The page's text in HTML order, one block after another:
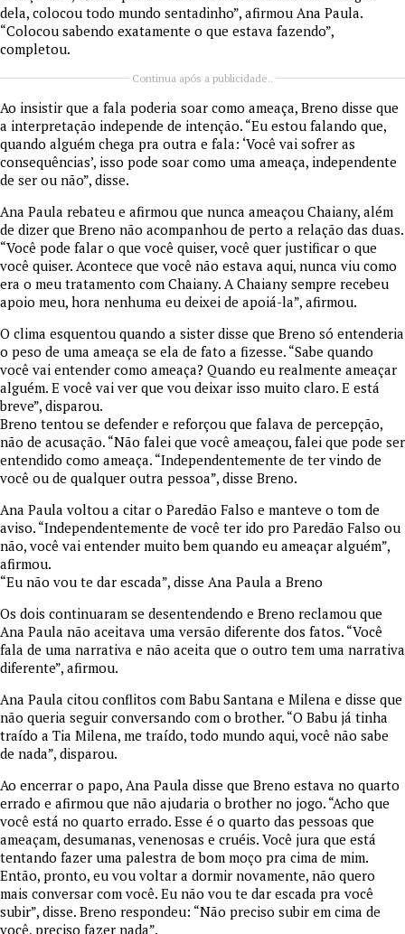
dela, colocou todo mundo sentadinho”, afirmou Ana Paula.
“Colocou sabendo exatamente o que estava fazendo”,
completou.
Continua após a publicidade..
Ao insistir que a fala poderia soar como ameaça, Breno disse que
a interpretação independe de intenção. “Eu estou falando que,
quando alguém chega pra outra e fala: ‘Você vai sofrer as
consequências’, isso pode soar como uma ameaça, independente
de ser ou não”, disse.
Ana Paula rebateu e afirmou que nunca ameaçou Chaiany, além
de dizer que Breno não acompanhou de perto a relação das duas.
“Você pode falar o que você quiser, você quer justificar o que
você quiser. Acontece que você não estava aqui, nunca viu como
era o meu tratamento com Chaiany. A Chaiany sempre recebeu
apoio meu, hora nenhuma eu deixei de apoiá-la”, afirmou.
O clima esquentou quando a sister disse que Breno só entenderia
o peso de uma ameaça se ela de fato a fizesse. “Sabe quando
você vai entender como ameaça? Quando eu realmente ameaçar
alguém. E você vai ver que vou deixar isso muito claro. E está
breve”, disparou.
Breno tentou se defender e reforçou que falava de percepção,
não de acusação. “Não falei que você ameaçou, falei que pode ser
entendido como ameaça. “Independentemente de ter vindo de
você ou de qualquer outra pessoa”, disse Breno.
Ana Paula voltou a citar o Paredão Falso e manteve o tom de
aviso. “Independentemente de você ter ido pro Paredão Falso ou
não, você vai entender muito bem quando eu ameaçar alguém”,
afirmou.
“Eu não vou te dar escada”, disse Ana Paula a Breno
Os dois continuaram se desentendendo e Breno reclamou que
Ana Paula não aceitava uma versão diferente dos fatos. “Você
fala de uma narrativa e não aceita que o outro tem uma narrativa
diferente”, afirmou.
Ana Paula citou conflitos com Babu Santana e Milena e disse que
não queria seguir conversando com o brother. “O Babu já tinha
traído a Tia Milena, me traído, todo mundo aqui, você não sabe
de nada”, disparou.
Ao encerrar o papo, Ana Paula disse que Breno estava no quarto
errado e afirmou que não ajudaria o brother no jogo. “Acho que
você está no quarto errado. Esse é o quarto das pessoas que
ameaçam, desumanas, venenosas e cruéis. Você jura que está
tentando fazer uma palestra de bom moço pra cima de mim.
Então, pronto, eu vou voltar a dormir novamente, não quero
mais conversar com você. Eu não vou te dar escada pra você
subir”, disse. Breno respondeu: “Não preciso subir em cima de
você, preciso fazer nada”.